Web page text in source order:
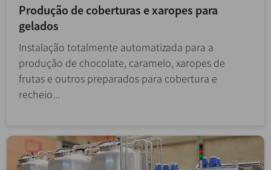
Produção de coberturas e xaropes para
gelados
Instalação totalmente automatizada para a
produção de chocolate, caramelo, xaropes de
frutas e outros preparados para cobertura e
recheio...